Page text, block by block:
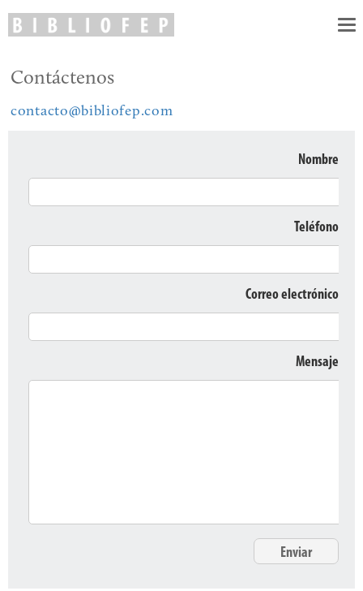
Contáctenos
contacto@bibliofep.com
Nombre
Teléfono
Correo electrónico
Mensaje